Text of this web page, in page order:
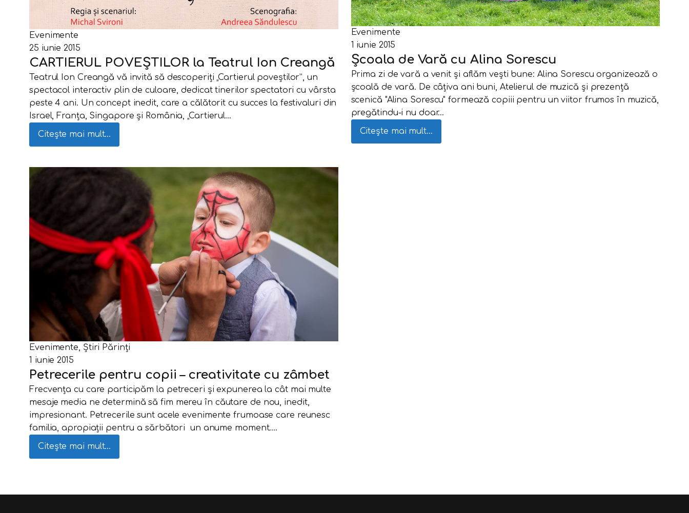
Evenimente
25 iunie 2015
CARTIERUL POVEȘTILOR la Teatrul Ion Creangă
Teatrul Ion Creangă vă invită să descoperiți „Cartierul poveștilor”, un
spectacol interactiv plin de culoare, dedicat tinerilor spectatori cu vârsta
peste 4 ani. Un concept inedit, care a călătorit cu succes la festivaluri din
Israel, Franța, Singapore și România, „Cartierul…
Citește mai mult...
Evenimente
1 iunie 2015
Școala de Vară cu Alina Sorescu
Prima zi de vară a venit și aflăm vești bune: Alina Sorescu organizează o
școală de vară. De câțiva ani buni, Atelierul de muzică și prezență
scenică "Alina Sorescu" formează copiii pentru un viitor frumos în muzică,
pregătindu-i nu doar…
Citește mai mult...
Evenimente, Știri Părinți
1 iunie 2015
Petrecerile pentru copii – creativitate cu zâmbet
Frecvența cu care participăm la petreceri și expunerea la cât mai multe
mesaje media ne determină să fim mereu în căutare de nou, inedit,
impresionant. Petrecerile sunt acele evenimente frumoase care reunesc
familia, apropiații pentru a sărbători un anume moment.…
Citește mai mult...